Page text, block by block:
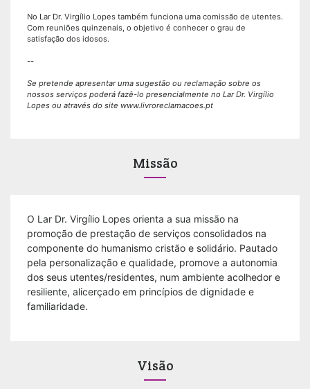
No Lar Dr. Virgílio Lopes também funciona uma comissão de utentes.
Com reuniões quinzenais, o objetivo é conhecer o grau de
satisfação dos idosos.
--
Se pretende apresentar uma sugestão ou reclamação sobre os
nossos serviços poderá fazê-lo presencialmente no Lar Dr. Virgílio
Lopes ou através do site www.livroreclamacoes.pt
Missão
O Lar Dr. Virgílio Lopes orienta a sua missão na
promoção de prestação de serviços consolidados na
componente do humanismo cristão e solidário. Pautado
pela personalização e qualidade, promove a autonomia
dos seus utentes/residentes, num ambiente acolhedor e
resiliente, alicerçado em princípios de dignidade e
familiaridade.
Visão